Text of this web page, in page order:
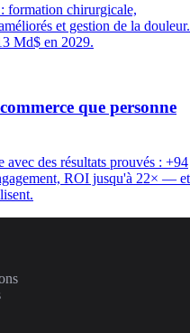
formation chirurgicale,
et gestion de la douleur.
Md$ en 2029.
que personne
des résultats prouvés : +94
ROI jusqu'à 22× — et